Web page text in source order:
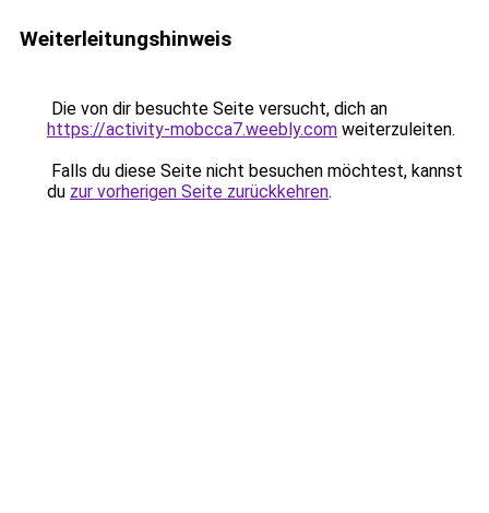
Weiterleitungshinweis
Die von dir besuchte Seite versucht, dich an
https://activity-mobcca7.weebly.com weiterzuleiten.
Falls du diese Seite nicht besuchen möchtest, kannst
du zur vorherigen Seite zurückkehren.